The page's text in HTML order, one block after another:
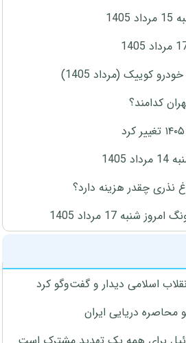
کوییک (مرداد 1405)
کدامند؟
چقدر هزینه دارد؟
17 مرداد 1405
اسلامی دیدار و گفت‌وگو کرد
محاصره دریایی ایران